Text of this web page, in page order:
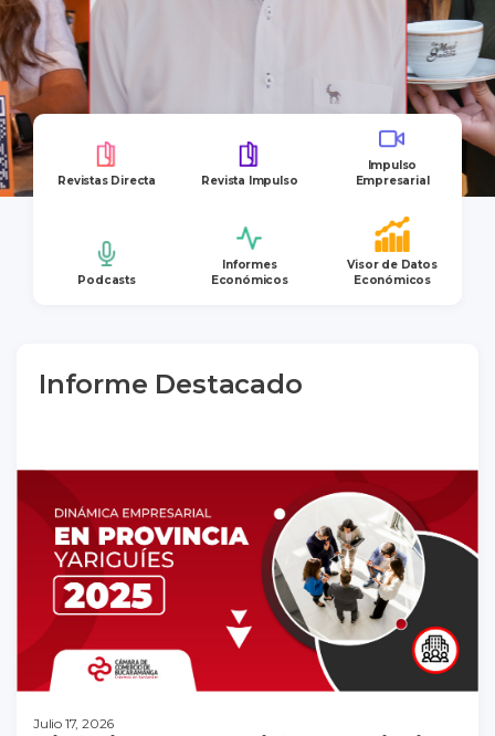
Revistas Directa Revista Impulso
Impulso
Empresarial
Podcasts
Informes
Económicos
Visor de Datos
Económicos
Informe Destacado
Julio 17, 2026